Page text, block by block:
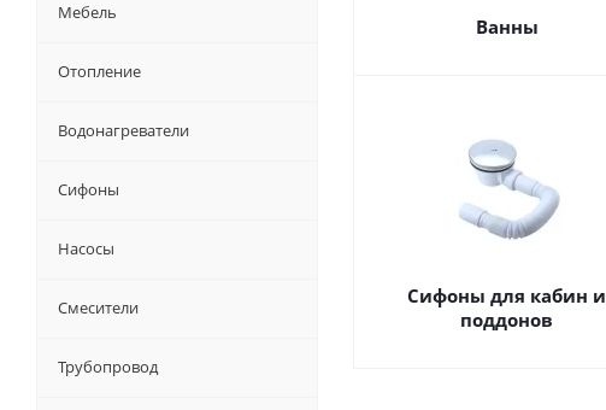
Ванны
Сифоны для кабин и
поддонов
Мебель
Отопление
Водонагреватели
Сифоны
Насосы
Смесители
Трубопровод